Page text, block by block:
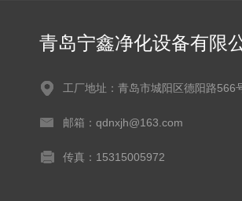
青岛宁鑫净化设备有限
工厂地址：青岛市城阳区德阳路566
邮箱：qdnxjh@163.com
传真：15315005972